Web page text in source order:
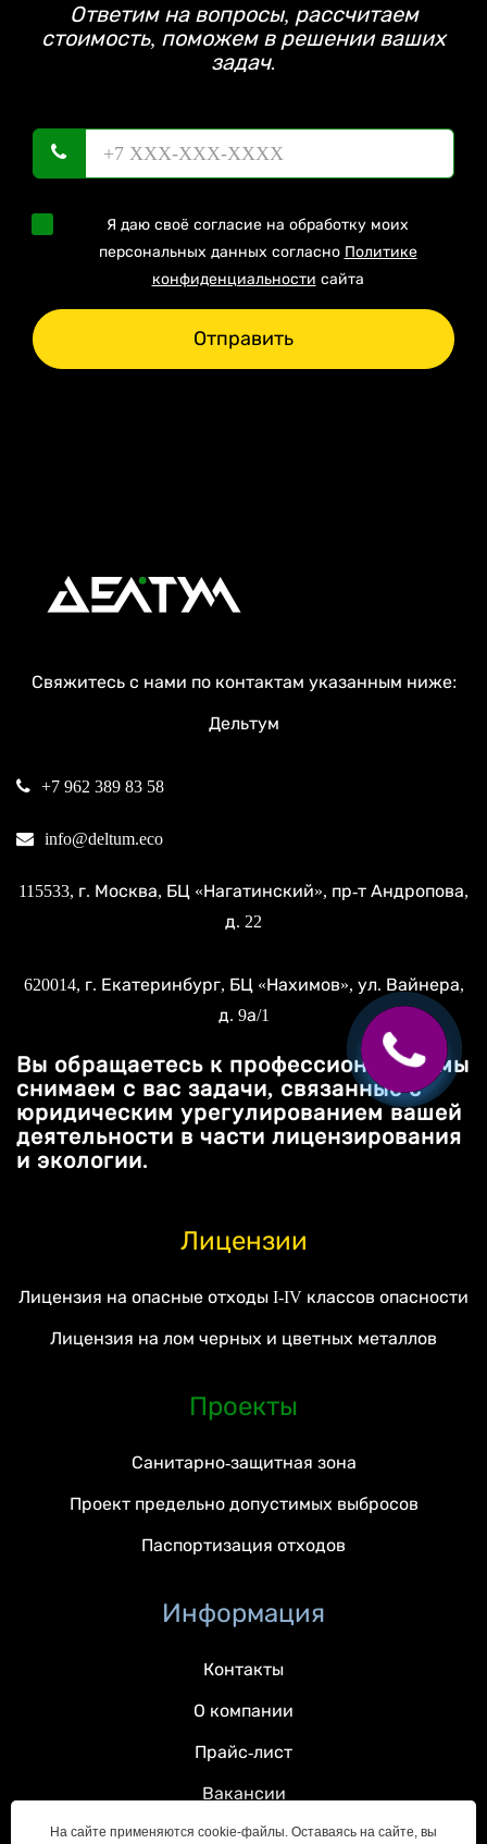
Ответим на вопросы, рассчитаем
стоимость, поможем в решении ваших
задач.
Я даю своё согласие на обработку моих
персональных данных согласно Политике
конфиденциальности сайта
Отправить
Свяжитесь с нами по контактам указанным ниже:
Дельтум
+7 962 389 83 58
info@deltum.eco
115533, г. Москва, БЦ «Нагатинский», пр-т Андропова,
д. 22
620014, г. Екатеринбург, БЦ «Нахимов», ул. Вайнера,
д. 9а/1
Вы обращаетесь к профессионалам, мы
снимаем с вас задачи, связанные с
юридическим урегулированием вашей
деятельности в части лицензирования
и экологии.
Лицензии
Лицензия на опасные отходы I-IV классов опасности
Лицензия на лом черных и цветных металлов
Проекты
Санитарно-защитная зона
Проект предельно допустимых выбросов
Паспортизация отходов
Информация
Контакты
О компании
Прайс-лист
Вакансии
На сайте применяются cookie-файлы. Оставаясь на сайте, вы